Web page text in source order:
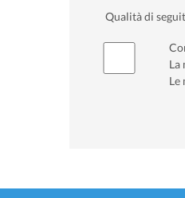
Qualità di
La
Le